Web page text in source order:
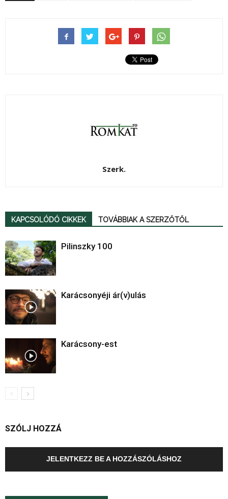
Szerk.
KAPCSOLÓDÓ CIKKEK TOVÁBBIAK A SZERZŐTŐL
Pilinszky 100
Karácsonyéji ár(v)ulás
Karácsony-est
SZÓLJ HOZZÁ
JELENTKEZZ BE A HOZZÁSZÓLÁSHOZ